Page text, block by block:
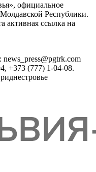
официальное
Республики.
активная ссылка на
+373 (777) 1-04-08.